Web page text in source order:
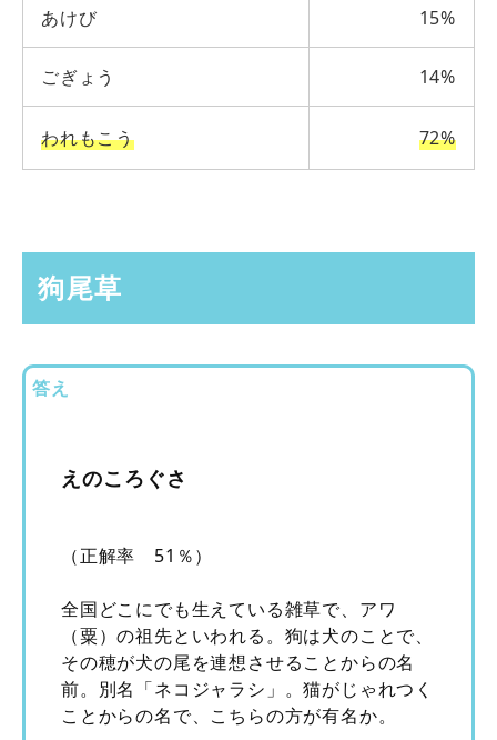
あけび 15%
ごぎょう 14%
われもこう 72%
狗尾草
答え
えのころぐさ
（正解率 51％）
全国どこにでも生えている雑草で、アワ
（粟）の祖先といわれる。狗は犬のことで、
その穂が犬の尾を連想させることからの名
前。別名「ネコジャラシ」。猫がじゃれつく
ことからの名で、こちらの方が有名か。